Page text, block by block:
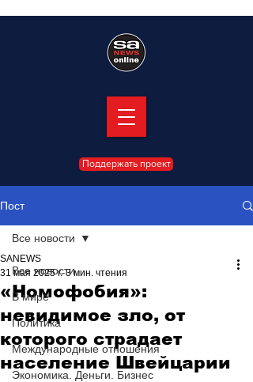
Поддержать проект
Пост
Все новости
В мире
Политика
Международные отношения
Экономика. Деньги. Бизнес
Все новости
«Номофобия»:
невидимое зло, от
которого страдает
население Швейцарии
SANEWS
31 мая 2025 г. 3 мин. чтения